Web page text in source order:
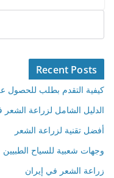
Recent Posts
كيفية التقدم بطلب للحصول
الدليل الشامل لزراعة
أفضل تقنية لزراعة الشعر
وجهات شعبية للسياح الطبيين
زراعة الشعر في إيران